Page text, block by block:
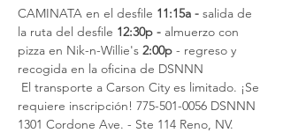
CAMINATA en el desfile 11:15a - salida de
la ruta del desfile 12:30p - almuerzo con
pizza en Nik-n-Willie's 2:00p - regreso y
recogida en la oficina de DSNNN
requiere inscripción! 775-501-0056 DSNNN
1301 Cordone Ave. - Ste 114 Reno, NV.